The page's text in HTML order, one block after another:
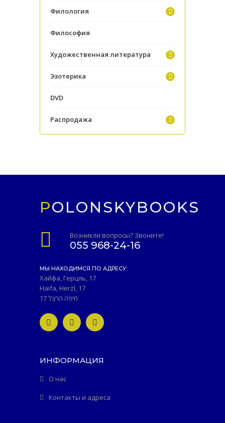
Филология
Философия
Художественная литература
Эзотерика
DVD
Распродажа
POLONSKYBOOKS
Возникли вопросы? Звоните!
055 968-24-16
МЫ НАХОДИМСЯ ПО АДРЕСУ:
Хайфа, Герцль, 17
Haifa, Herzl, 17
חיפה הרצל 17
ИНФОРМАЦИЯ
О нас
Контакты и адреса